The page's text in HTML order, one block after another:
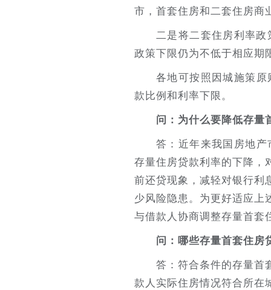
市，首套住房和二套住房商
二是将二套住房利率
政策下限仍为不低于相应期
各地可按照因城施策
款比例和利率下限。
问：为什么要降低存量
答：近年来我国房地
存量住房贷款利率的下降，
前还贷现象，减轻对银行利
少风险隐患。为更好适应
与借款人协商调整存量首套
问：哪些存量首套住房
答：符合条件的存量首
款人实际住房情况符合所在